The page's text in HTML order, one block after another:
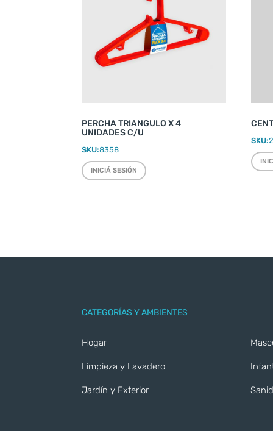
PERCHA TRIANGULO X 4
UNIDADES C/U
SKU:8358
INICIÁ SESIÓN
SKU:
CATEGORÍAS Y AMBIENTES
Hogar
Limpieza y Lavadero
Jardín y Exterior